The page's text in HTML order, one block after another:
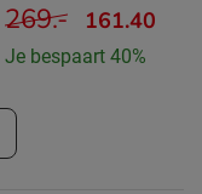
269.- 161.40
Je bespaart 40%